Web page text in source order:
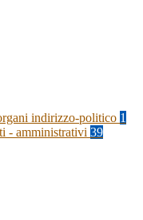
indirizzo-politico 1
- amministrativi 39